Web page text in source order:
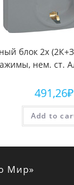
блок 2х
нем. ст.
491,26₽
Add to
Мир»